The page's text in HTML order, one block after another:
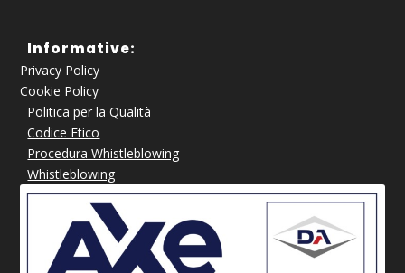
Informative:
Privacy Policy
Cookie Policy
Politica per la Qualità
Codice Etico
Procedura Whistleblowing
Whistleblowing